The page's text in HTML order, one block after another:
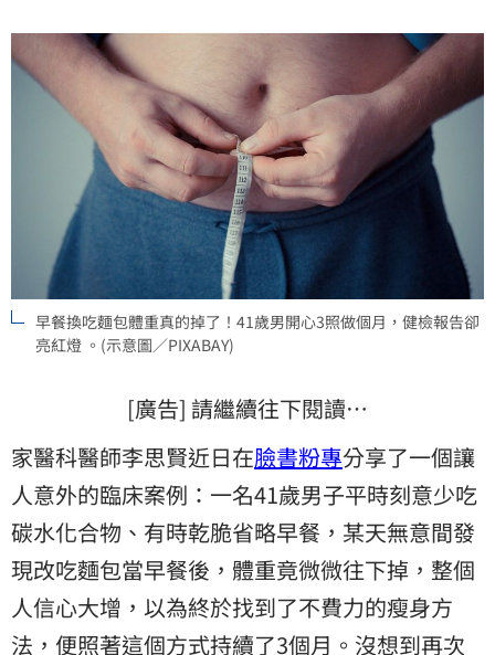
早餐換吃麵包體重真的掉了！41歲男開心3照做個月，健檢報告卻
亮紅燈 。(示意圖／PIXABAY)
[廣告] 請繼續往下閱讀…
家醫科醫師李思賢近日在臉書粉專分享了一個讓
人意外的臨床案例：一名41歲男子平時刻意少吃
碳水化合物、有時乾脆省略早餐，某天無意間發
現改吃麵包當早餐後，體重竟微微往下掉，整個
人信心大增，以為終於找到了不費力的瘦身方
法，便照著這個方式持續了3個月。沒想到再次